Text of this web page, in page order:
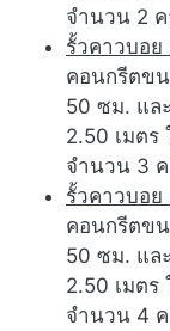
จำนวน 2
รั้วคาวบอ
คอนกรีตข
50 ซม. แล
2.50 เมต
จำนวน 3
รั้วคาวบอ
คอนกรีตข
50 ซม. แล
2.50 เมต
จำนวน 4